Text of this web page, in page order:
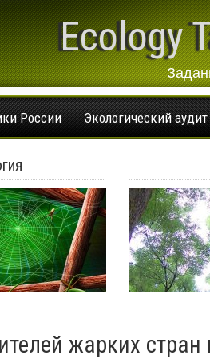
Ecology
России Экологический аудит
жарких стран